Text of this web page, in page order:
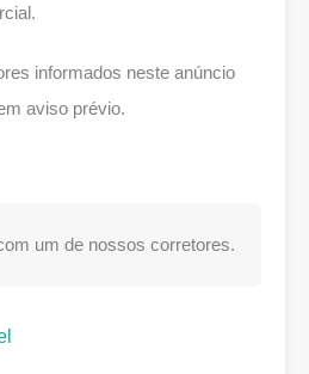
informados neste anúncio
aviso prévio.
um de nossos corretores.